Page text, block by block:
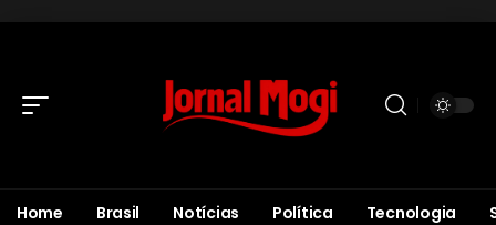
Home Brasil Notícias Política Tecnologia